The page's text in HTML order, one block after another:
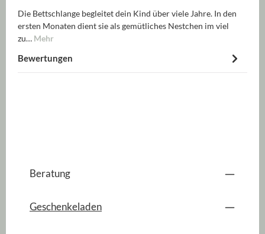
Die Bettschlange begleitet dein Kind über viele Jahre. In den
ersten Monaten dient sie als gemütliches Nestchen im viel
zu… Mehr
Bewertungen
Beratung
Geschenkeladen